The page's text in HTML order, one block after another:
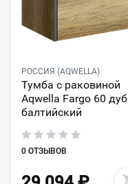
РОССИЯ (AQWELLA)
Тумба с раковиной
Aqwella Fargo 60 дуб
балтийский
0 ОТЗЫВОВ